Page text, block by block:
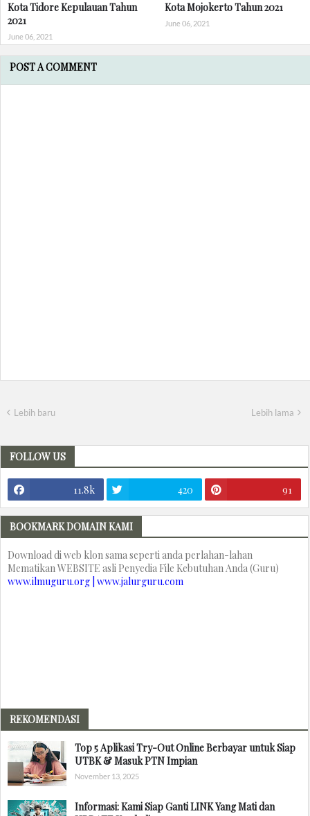
Kota Tidore Kepulauan Tahun
2021
June 06, 2021
Kota Mojokerto Tahun 2021
June 06, 2021
POST A COMMENT
Lebih baru Lebih lama
FOLLOW US
11.8k 420 91
BOOKMARK DOMAIN KAMI
Download di web klon sama seperti anda perlahan-lahan
Mematikan WEBSITE asli Penyedia File Kebutuhan Anda (Guru)
www.ilmuguru.org | www.jalurguru.com
REKOMENDASI
Top 5 Aplikasi Try-Out Online Berbayar untuk Siap
UTBK & Masuk PTN Impian
November 13, 2025
Informasi: Kami Siap Ganti LINK Yang Mati dan